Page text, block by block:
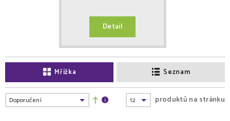
Detail
Mřížka Seznam
produktů na stránku